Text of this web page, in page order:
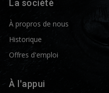
La société
À propros de nous
Historique
Offres d'emploi
À l'appui